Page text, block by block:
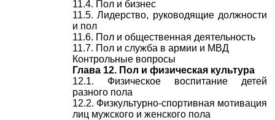
11.4. Пол и бизнес
11.5. Лидерство, руководящие должности
и пол
11.6. Пол и общественная деятельность
11.7. Пол и служба в армии и МВД
Контрольные вопросы
Глава 12. Пол и физическая культура
12.1. Физическое воспитание детей
разного пола
12.2. Физкультурно-спортивная мотивация
лиц мужского и женского пола